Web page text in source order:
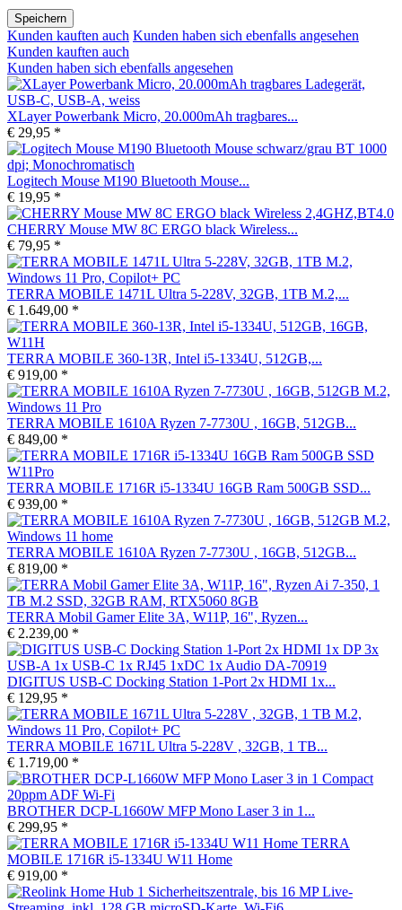
Speichern
Kunden kauften auch Kunden haben sich ebenfalls angesehen
Kunden kauften auch
Kunden haben sich ebenfalls angesehen
XLayer Powerbank Micro, 20.000mAh tragbares...
€ 29,95 *
Logitech Mouse M190 Bluetooth Mouse...
€ 19,95 *
CHERRY Mouse MW 8C ERGO black Wireless...
€ 79,95 *
TERRA MOBILE 1471L Ultra 5-228V, 32GB, 1TB M.2,...
€ 1.649,00 *
TERRA MOBILE 360-13R, Intel i5-1334U, 512GB,...
€ 919,00 *
TERRA MOBILE 1610A Ryzen 7-7730U , 16GB, 512GB...
€ 849,00 *
TERRA MOBILE 1716R i5-1334U 16GB Ram 500GB SSD...
€ 939,00 *
TERRA MOBILE 1610A Ryzen 7-7730U , 16GB, 512GB...
€ 819,00 *
TERRA Mobil Gamer Elite 3A, W11P, 16", Ryzen...
€ 2.239,00 *
DIGITUS USB-C Docking Station 1-Port 2x HDMI 1x...
€ 129,95 *
TERRA MOBILE 1671L Ultra 5-228V , 32GB, 1 TB...
€ 1.719,00 *
BROTHER DCP-L1660W MFP Mono Laser 3 in 1...
€ 299,95 *
TERRA
MOBILE 1716R i5-1334U W11 Home
€ 919,00 *